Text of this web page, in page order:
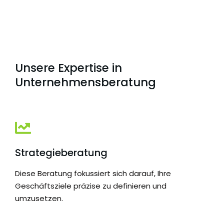
Unsere Expertise in
Unternehmensberatung
Strategieberatung
Diese Beratung fokussiert sich darauf, Ihre
Geschäftsziele präzise zu definieren und
umzusetzen.